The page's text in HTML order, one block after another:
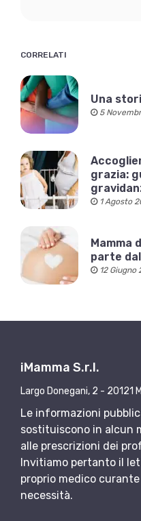
CORRELATI
Una
5
grazia:
1 Agosto
Mamma
parte
12 Giugno
iMamma S.r.l.
Largo Donegani, 2 - 20121
Le informazioni
sostituiscono in alcun
alle prescrizioni dei
Invitiamo pertanto il
proprio medico
necessità.